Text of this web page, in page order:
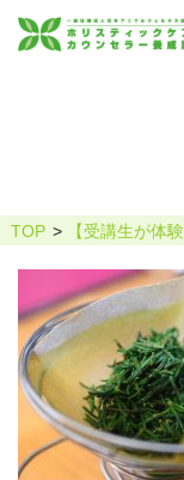
TOP 【受講生が体